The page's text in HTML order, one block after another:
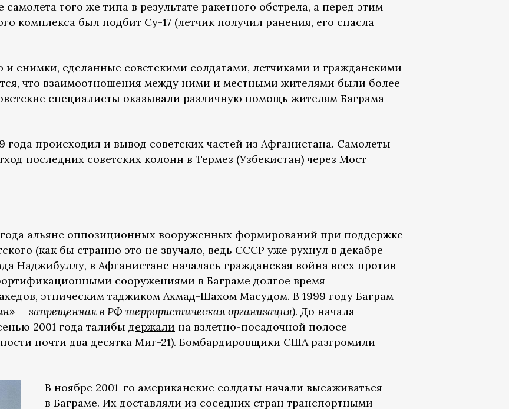
того же типа в результате ракетного обстрела, а перед этим
комплекса был подбит Су-17 (летчик получил ранения, его спасла
и снимки, сделанные советскими солдатами, летчиками и гражданскими
что взаимоотношения между ними и местными жителями были более
специалисты оказывали различную помощь жителям Баграма
года происходил и вывод советских частей из Афганистана. Самолеты
последних советских колонн в Термез (Узбекистан) через Мост
года альянс оппозиционных вооруженных формирований при поддержке
(как бы странно это не звучало, ведь СССР уже рухнул в декабре
Наджибуллу, в Афганистане началась гражданская война всех против
сооружениями в Баграме долгое время
этническим таджиком Ахмад-Шахом Масудом. В 1999 году Баграм
— запрещенная в РФ террористическая организация). До начала
2001 года талибы держали на взлетно-посадочной полосе
почти два десятка Миг-21). Бомбардировщики США разгромили
В ноябре 2001-го американские солдаты начали высаживаться
в Баграме. Их доставляли из соседних стран транспортными